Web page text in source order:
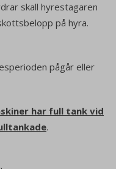
skall hyrestagaren
på hyra.
pågår eller
har full tank vid
.